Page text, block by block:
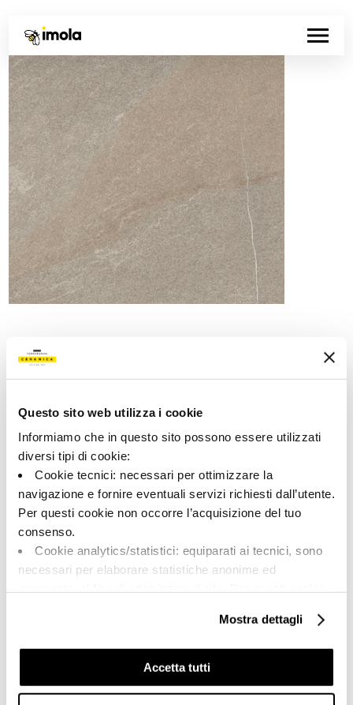
Questo sito web utilizza i cookie
Informiamo che in questo sito possono essere utilizzati
diversi tipi di cookie:
Cookie tecnici: necessari per ottimizzare la
navigazione e fornire eventuali servizi richiesti dall’utente.
Per questi cookie non occorre l’acquisizione del tuo
consenso.
Cookie analytics/statistici: equiparati ai tecnici, sono
necessari per elaborare statistiche anonime ed
Cookie di profilazione/marketing: sono utilizzati, solo
previo tuo consenso, per esaminare le tue abitudini di
navigazione e mostrarti quindi avvisi pubblicitari mirati, in
linea con le tue preferenze.
Mostra dettagli
Accetta tutti
182632 | PIASEN6 120 RM
Colección
00785
Beige gris
Tipo:
Fondo
Formato:
matt
Aspecto de la superficie:
opaco
Destonalización:
Share: